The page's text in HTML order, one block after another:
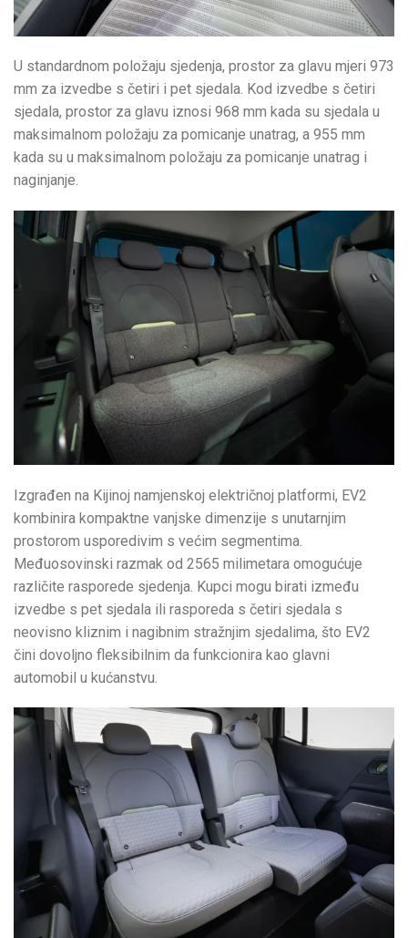
U standardnom položaju sjedenja, prostor za glavu mjeri 973
mm za izvedbe s četiri i pet sjedala. Kod izvedbe s četiri
sjedala, prostor za glavu iznosi 968 mm kada su sjedala u
maksimalnom položaju za pomicanje unatrag, a 955 mm
kada su u maksimalnom položaju za pomicanje unatrag i
naginjanje.
Izgrađen na Kijinoj namjenskoj električnoj platformi, EV2
kombinira kompaktne vanjske dimenzije s unutarnjim
prostorom usporedivim s većim segmentima.
Međuosovinski razmak od 2565 milimetara omogućuje
različite rasporede sjedenja. Kupci mogu birati između
izvedbe s pet sjedala ili rasporeda s četiri sjedala s
neovisno kliznim i nagibnim stražnjim sjedalima, što EV2
čini dovoljno fleksibilnim da funkcionira kao glavni
automobil u kućanstvu.